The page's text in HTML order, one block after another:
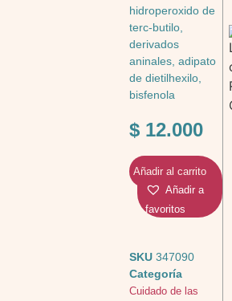
hidroperoxido de
terc-butilo,
derivados
aninales, adipato
de dietilhexilo,
bisfenola
$12.000
Añadir al carrito
Añadir a
favoritos
SKU 347090
Categoría
Cuidado de las